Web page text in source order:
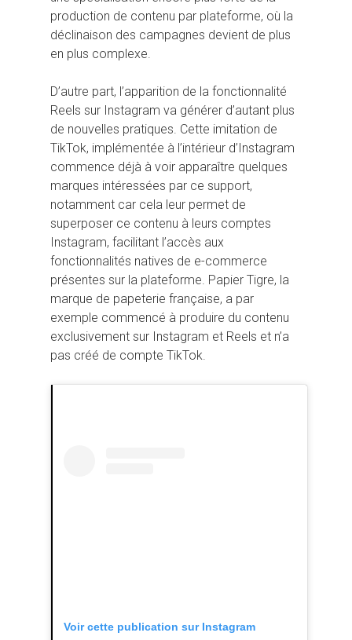
production de contenu par plateforme, où la
déclinaison des campagnes devient de plus
en plus complexe.
D’autre part, l’apparition de la fonctionnalité
Reels sur Instagram va générer d’autant plus
de nouvelles pratiques. Cette imitation de
TikTok, implémentée à l’intérieur d’Instagram
commence déjà à voir apparaître quelques
marques intéressées par ce support,
notamment car cela leur permet de
superposer ce contenu à leurs comptes
Instagram, facilitant l’accès aux
fonctionnalités natives de e-commerce
présentes sur la plateforme. Papier Tigre, la
marque de papeterie française, a par
exemple commencé à produire du contenu
exclusivement sur Instagram et Reels et n’a
pas créé de compte TikTok.
Voir cette publication sur Instagram